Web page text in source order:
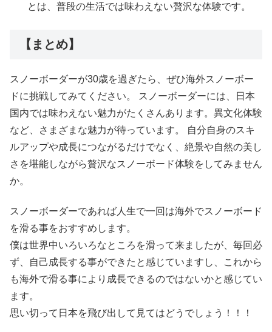
とは、普段の生活では味わえない贅沢な体験です。
【まとめ】
スノーボーダーが30歳を過ぎたら、ぜひ海外スノーボー
ドに挑戦してみてください。 スノーボーダーには、日本
国内では味わえない魅力がたくさんあります。異文化体験
など、さまざまな魅力が待っています。 自分自身のスキ
ルアップや成長につながるだけでなく、絶景や自然の美し
さを堪能しながら贅沢なスノーボード体験をしてみません
か。
スノーボーダーであれば人生で一回は海外でスノーボード
を滑る事をおすすめします。
僕は世界中いろいろなところを滑って来ましたが、毎回必
ず、自己成長する事ができたと感じていますし、これから
も海外で滑る事により成長できるのではないかと感じてい
ます。
思い切って日本を飛び出して見てはどうでしょう！！！